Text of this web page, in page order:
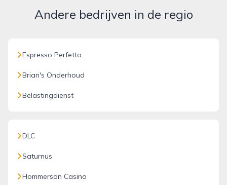
Andere bedrijven in de regio
Espresso Perfetto
Brian's Onderhoud
Belastingdienst
DLC
Saturnus
Hommerson Casino